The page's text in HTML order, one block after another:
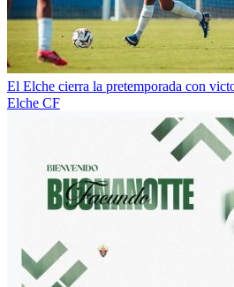
El Elche cierra la pretemporada con
Elche CF